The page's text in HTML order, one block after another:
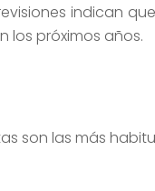
indican
los próximos años.
son las más